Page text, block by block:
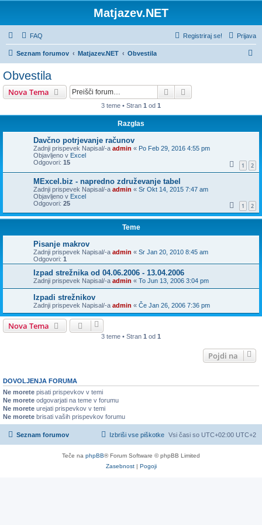
Matjazev.NET
FAQ Prijava
Registriraj se!
Seznam forumov Matjazev.NET Obvestila
Obvestila
Nova Tema Iskanje
3 teme • Stran 1 od 1
Razglas
Davčno potrjevanje računov
Zadnji prispevek Napisal/-a admin « Po Feb 29, 2016 4:55 pm
Objavljeno v Excel
Odgovori: 15 1 2
MExcel.biz - napredno združevanje tabel
Zadnji prispevek Napisal/-a admin « Sr Okt 14, 2015 7:47 am
Objavljeno v Excel
Odgovori: 25 1 2
Teme
Pisanje makrov
Zadnji prispevek Napisal/-a admin « Sr Jan 20, 2010 8:45 am
Odgovori: 1
Izpad strežnika od 04.06.2006 - 13.04.2006
Zadnji prispevek Napisal/-a admin « To Jun 13, 2006 3:04 pm
Izpadi strežnikov
Zadnji prispevek Napisal/-a admin « Če Jan 26, 2006 7:36 pm
Nova Tema
3 teme • Stran 1 od 1
Pojdi na
DOVOLJENJA FORUMA
Ne morete pisati prispevkov v temi
Ne morete odgovarjati na teme v forumu
Ne morete urejati prispevkov v temi
Ne morete brisati vaših prispevkov forumu
Seznam forumov Vsi časi so UTC+02:00 UTC+2
Izbriši vse piškotke
Teče na phpBB® Forum Software © phpBB Limited
Zasebnost| Pogoji